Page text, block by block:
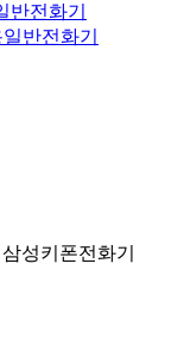
반전화기
반전화기
성키폰전화기